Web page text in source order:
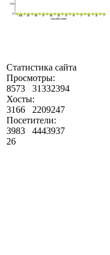
Статистика сайта
Просмотры:
8573
31332394
Хосты:
3166
2209247
Посетители:
3983
4443937
26